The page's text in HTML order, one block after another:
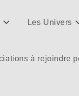
Les Univers
à rejoindre